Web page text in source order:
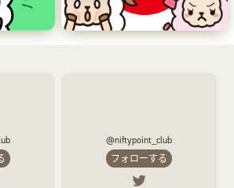
@niftypoint_club
フォローする